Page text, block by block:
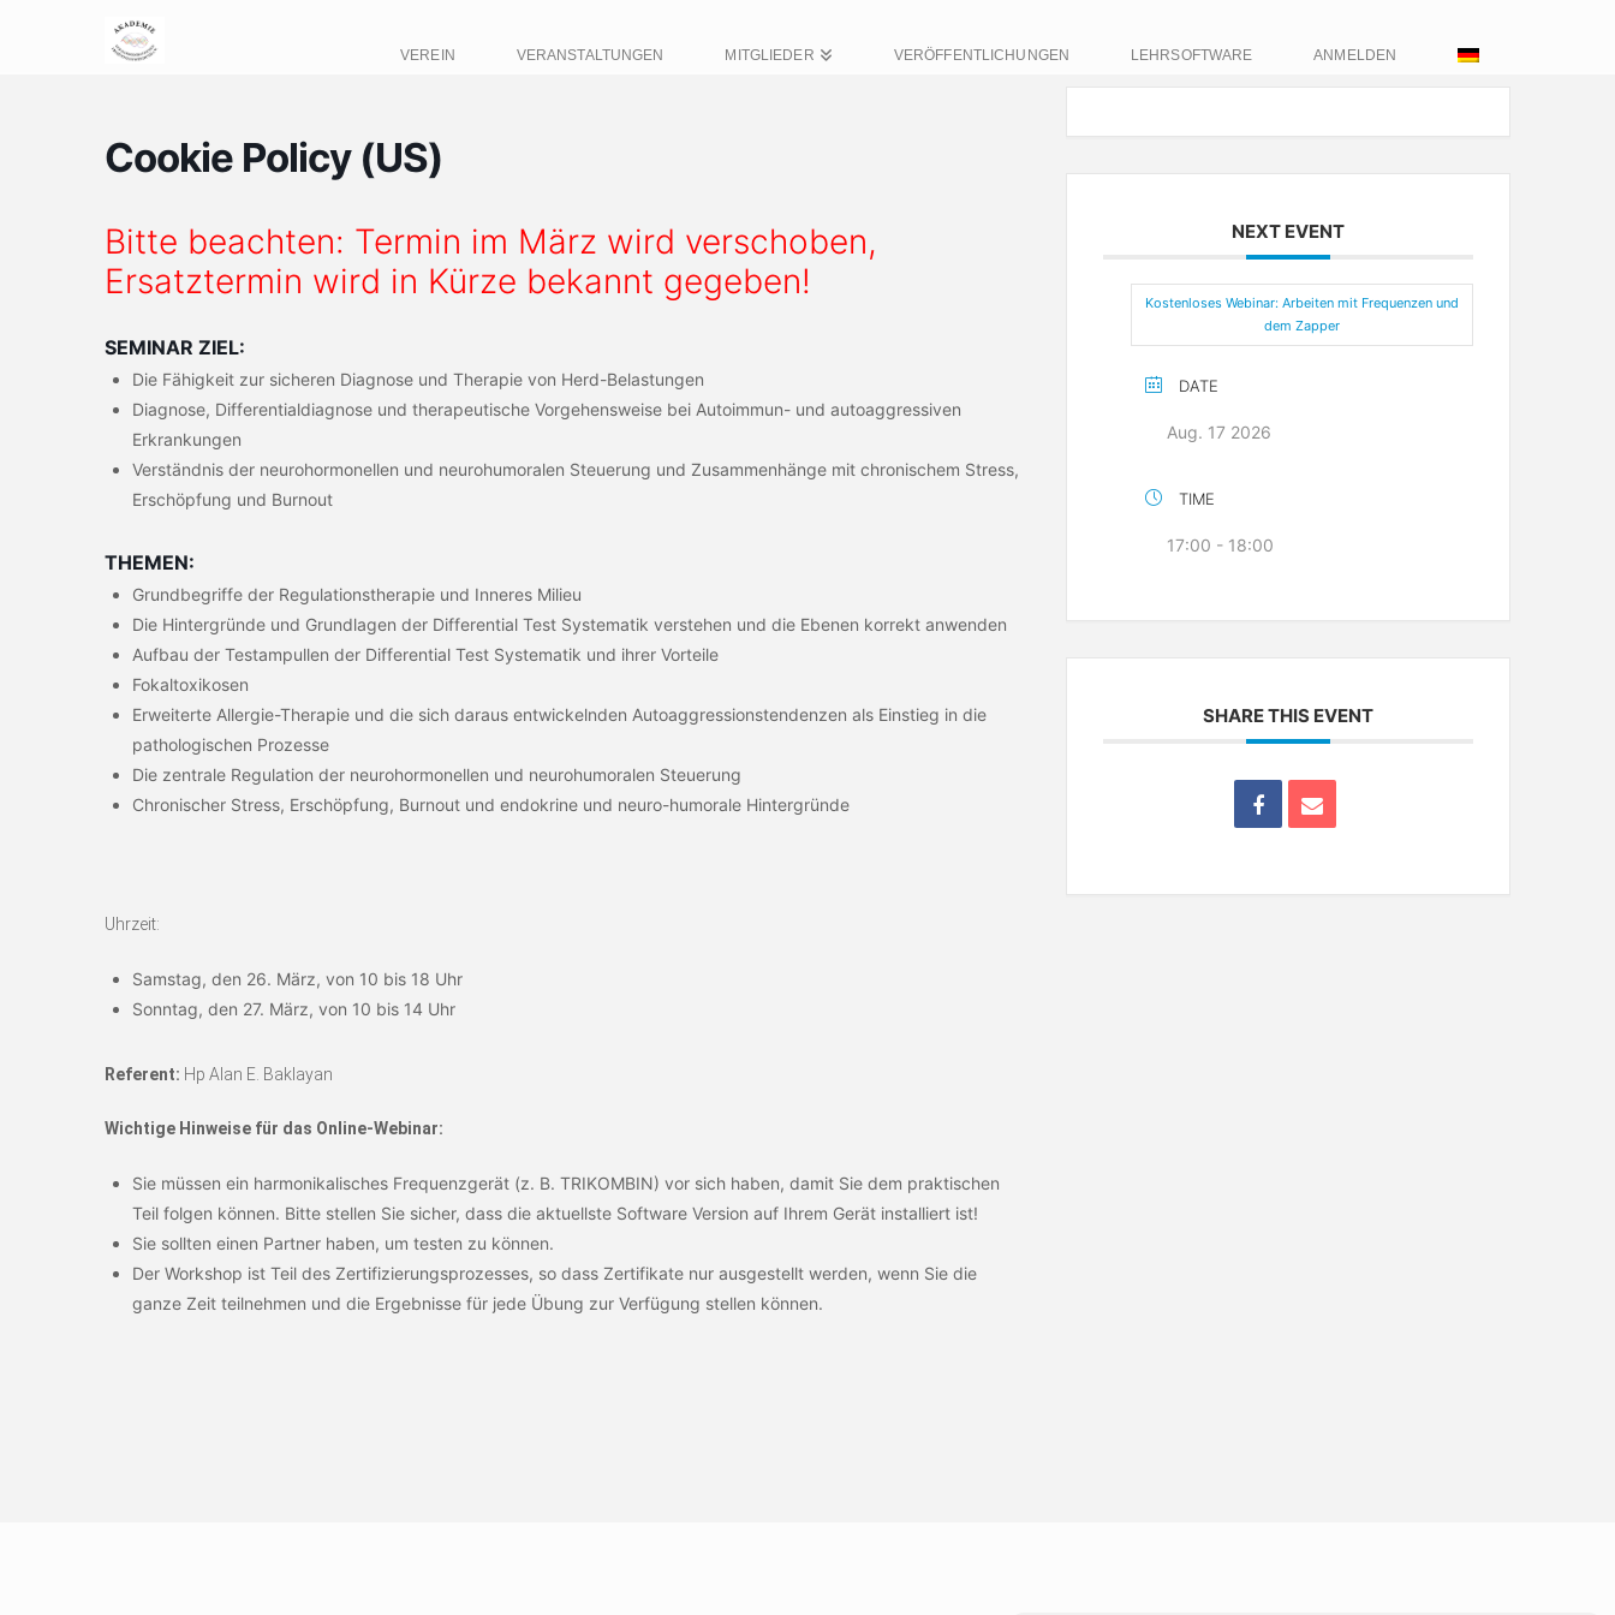
VEREIN VERANSTALTUNGEN MITGLIEDER VERÖFFENTLICHUNGEN LEHRSOFTWARE ANMELDEN
Cookie Policy (US)
Bitte beachten: Termin im März wird verschoben,
Ersatztermin wird in Kürze bekannt gegeben!
SEMINAR ZIEL:
Die Fähigkeit zur sicheren Diagnose und Therapie von Herd-Belastungen
Diagnose, Differentialdiagnose und therapeutische Vorgehensweise bei Autoimmun- und autoaggressiven
Erkrankungen
Verständnis der neurohormonellen und neurohumoralen Steuerung und Zusammenhänge mit chronischem Stress,
Erschöpfung und Burnout
THEMEN:
Grundbegriffe der Regulationstherapie und Inneres Milieu
Die Hintergründe und Grundlagen der Differential Test Systematik verstehen und die Ebenen korrekt anwenden
Aufbau der Testampullen der Differential Test Systematik und ihrer Vorteile
Fokaltoxikosen
Erweiterte Allergie-Therapie und die sich daraus entwickelnden Autoaggressionstendenzen als Einstieg in die
pathologischen Prozesse
Die zentrale Regulation der neurohormonellen und neurohumoralen Steuerung
Chronischer Stress, Erschöpfung, Burnout und endokrine und neuro-humorale Hintergründe
Uhrzeit:
Samstag, den 26. März, von 10 bis 18 Uhr
Sonntag, den 27. März, von 10 bis 14 Uhr
Referent: Hp Alan E. Baklayan
Wichtige Hinweise für das Online-Webinar:
Sie müssen ein harmonikalisches Frequenzgerät (z. B. TRIKOMBIN) vor sich haben, damit Sie dem praktischen
Teil folgen können. Bitte stellen Sie sicher, dass die aktuellste Software Version auf Ihrem Gerät installiert ist!
Sie sollten einen Partner haben, um testen zu können.
Der Workshop ist Teil des Zertifizierungsprozesses, so dass Zertifikate nur ausgestellt werden, wenn Sie die
ganze Zeit teilnehmen und die Ergebnisse für jede Übung zur Verfügung stellen können.
NEXT EVENT
Kostenloses Webinar: Arbeiten mit Frequenzen und
dem Zapper
DATE
Aug. 17 2026
TIME
17:00 - 18:00
SHARE THIS EVENT